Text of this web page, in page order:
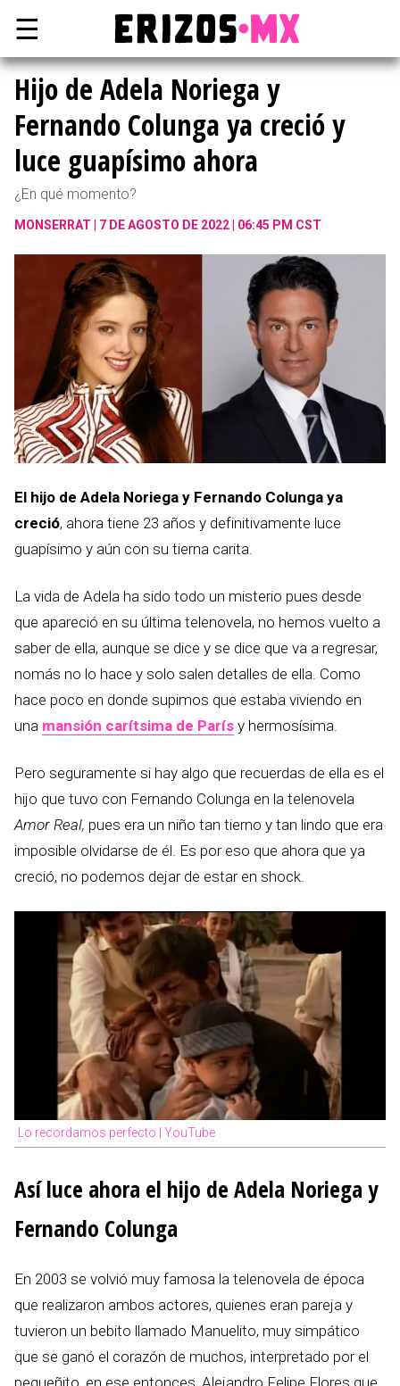
☰
Hijo de Adela Noriega y
Fernando Colunga ya creció y
luce guapísimo ahora
¿En qué momento?
MONSERRAT 7 DE AGOSTO DE 2022 | 06:45 PM CST
El hijo de Adela Noriega y Fernando Colunga ya
creció, ahora tiene 23 años y definitivamente luce
guapísimo y aún con su tierna carita.
La vida de Adela ha sido todo un misterio pues desde
que apareció en su última telenovela, no hemos vuelto a
saber de ella, aunque se dice y se dice que va a regresar,
nomás no lo hace y solo salen detalles de ella. Como
hace poco en donde supimos que estaba viviendo en
una mansión carítsima de París y hermosísima.
Pero seguramente si hay algo que recuerdas de ella es el
hijo que tuvo con Fernando Colunga en la telenovela
Amor Real, pues era un niño tan tierno y tan lindo que era
imposible olvidarse de él. Es por eso que ahora que ya
creció, no podemos dejar de estar en shock.
Lo recordamos perfecto | YouTube
Así luce ahora el hijo de Adela Noriega y
Fernando Colunga
En 2003 se volvió muy famosa la telenovela de época
que realizaron ambos actores, quienes eran pareja y
tuvieron un bebito llamado Manuelito, muy simpático
que se ganó el corazón de muchos, interpretado por el